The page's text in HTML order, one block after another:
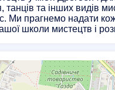
та інших видів
Ми прагнемо надати
школи мистецтв і